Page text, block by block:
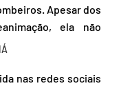
Apesar dos
ela não
nas redes sociais